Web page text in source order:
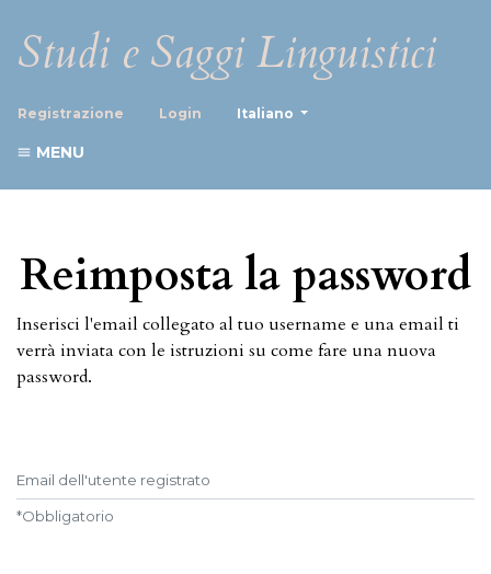
Studi e Saggi Linguistici
Registrazione Login Italiano
MENU
Reimposta la password
Inserisci l'email collegato al tuo username e una email ti
verrà inviata con le istruzioni su come fare una nuova
password.
Email dell'utente registrato
*Obbligatorio